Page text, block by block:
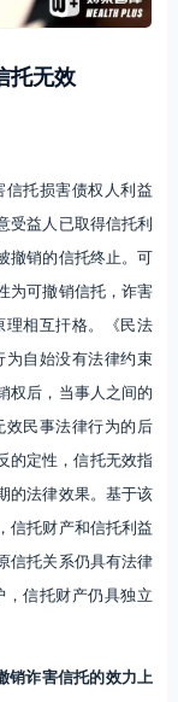
托无效
托损害债权人利益
受益人已取得信托利
撤销的信托终止。可
为可撤销信托，诈害
相互扞格。《民法
自始没有法律约束
权后，当事人之间的
民事法律行为的后
的定性，信托无效指
的法律效果。基于该
信托财产和信托利益
信托关系仍具有法律
信托财产仍具独立
销诈害信托的效力上